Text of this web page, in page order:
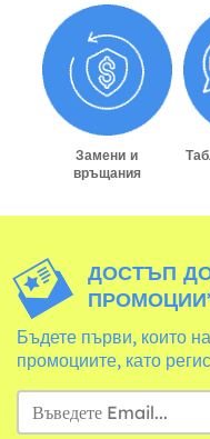
Замени и
връщания
ДОСТЪП
Бъдете първи, които
промоциите, като